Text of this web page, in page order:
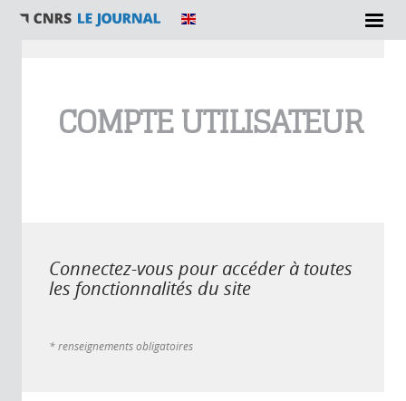
COMPTE UTILISATEUR
Connectez-vous pour accéder à toutes
les fonctionnalités du site
* renseignements obligatoires